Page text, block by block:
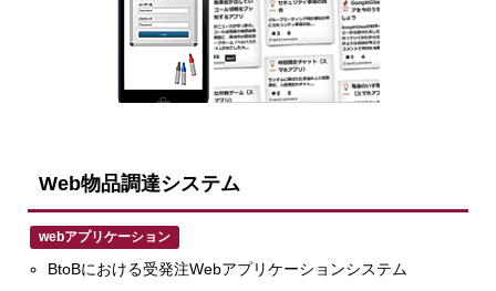
Web物品調達システム
webアプリケーション
BtoBにおける受発注Webアプリケーションシステム